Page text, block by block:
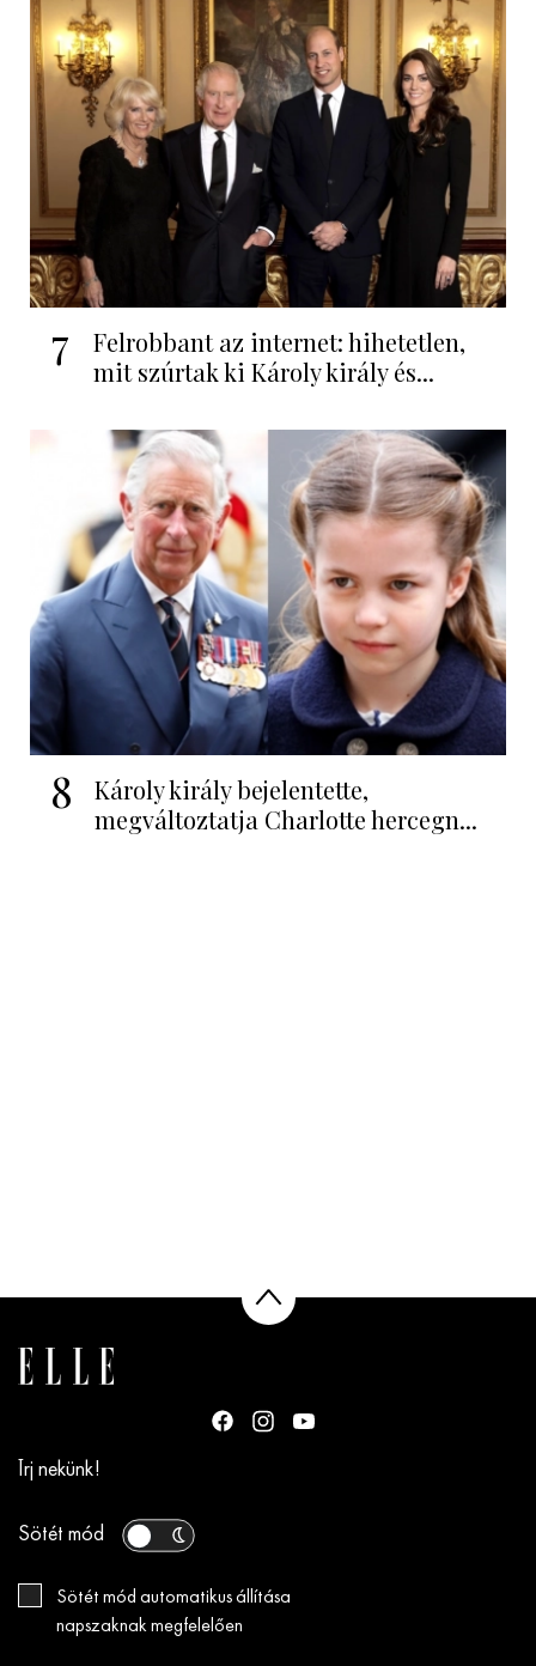
7
Felrobbant az internet: hihetetlen,
mit szúrtak ki Károly király és...
8
Károly király bejelentette,
megváltoztatja Charlotte hercegn...
Írj nekünk!
Sötét mód
Sötét mód automatikus állítása
napszaknak megfelelően